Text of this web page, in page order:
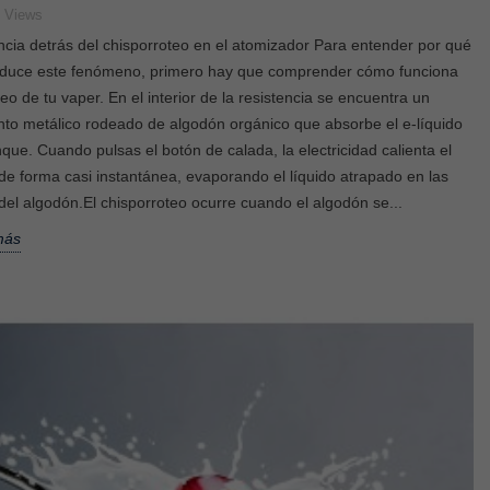
Donde puedo vapear en España
últimos años, lo que ha generado
¿Cómo desechar
convertido en una
Views
detrás del chisporroteo en el atomizador Para entender por qué
este fenómeno, primero hay que comprender cómo funciona
de tu vaper. En el interior de la resistencia se encuentra un
metálico rodeado de algodón orgánico que absorbe el e-líquido
Cuando pulsas el botón de calada, la electricidad calienta el
forma casi instantánea, evaporando el líquido atrapado en las
algodón.El chisporroteo ocurre cuando el algodón se...